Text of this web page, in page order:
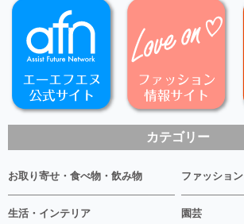
カテゴリー
お取り寄せ・食べ物・飲み物 ファッション
生活・インテリア 園芸